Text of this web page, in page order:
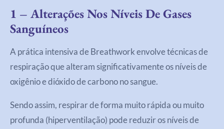
1 – Alterações Nos Níveis De Gases
Sanguíneos
A prática intensiva de Breathwork envolve técnicas de
respiração que alteram significativamente os níveis de
oxigênio e dióxido de carbono no sangue.
Sendo assim, respirar de forma muito rápida ou muito
profunda (hiperventilação) pode reduzir os níveis de